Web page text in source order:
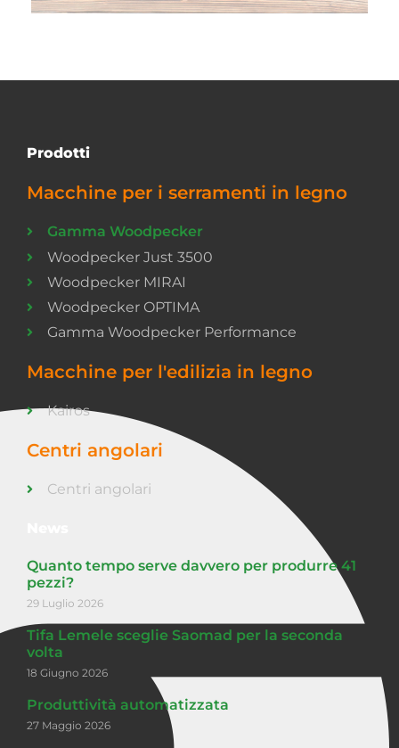
Prodotti
Macchine per i serramenti in legno
Gamma Woodpecker
Woodpecker Just 3500
Woodpecker MIRAI
Woodpecker OPTIMA
Gamma Woodpecker Performance
Macchine per l'edilizia in legno
Kairos
Centri angolari
Centri angolari
Quanto tempo serve davvero per produrre 41
pezzi?
29 Luglio 2026
Tifa Lemele sceglie Saomad per la seconda
volta
18 Giugno 2026
Produttività automatizzata
27 Maggio 2026